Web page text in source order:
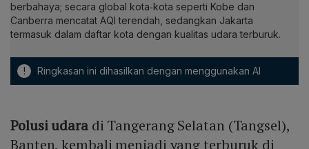
berbahaya; secara global kota‑kota seperti Kobe dan
Canberra mencatat AQI terendah, sedangkan Jakarta
termasuk dalam daftar kota dengan kualitas udara terburuk.
! Ringkasan ini dihasilkan dengan menggunakan AI
Polusi udaradi Tangerang Selatan (Tangsel),
Banten, kembali menjadi yang terburuk di